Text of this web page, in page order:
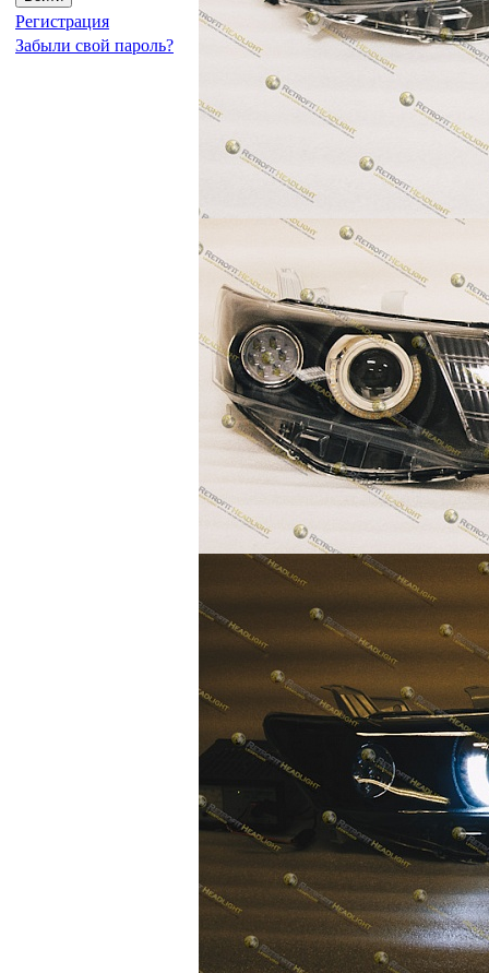
Регистрация
Забыли свой пароль?